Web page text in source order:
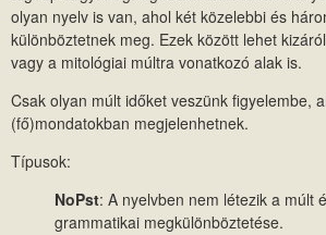
olyan nyelv is van, ahol két közelebbi és
különböztetnek meg. Ezek között lehet
vagy a mitológiai múltra vonatkozó alak is.
Csak olyan múlt időket veszünk figyelembe,
(fő)mondatokban megjelenhetnek.
Típusok:
NoPst: A nyelvben nem létezik a múlt
grammatikai megkülönböztetése.